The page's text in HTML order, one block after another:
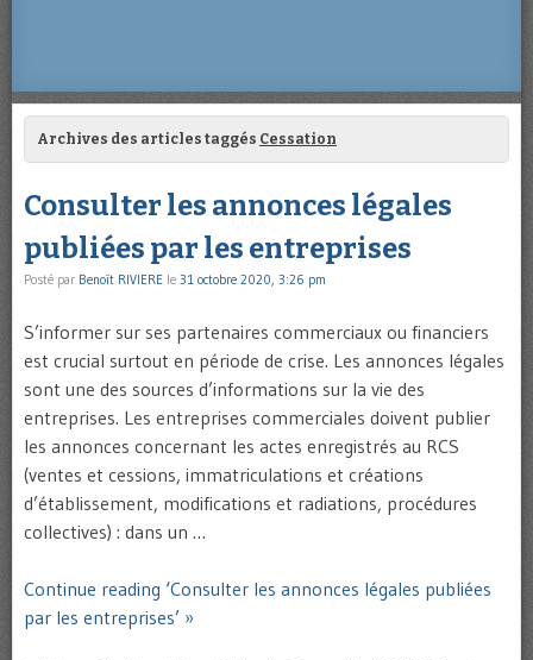
Archives des articles taggés Cessation
Consulter les annonces légales
publiées par les entreprises
Posté par Benoît RIVIERE le 31 octobre 2020, 3:26 pm
S’informer sur ses partenaires commerciaux ou financiers
est crucial surtout en période de crise. Les annonces légales
sont une des sources d’informations sur la vie des
entreprises. Les entreprises commerciales doivent publier
les annonces concernant les actes enregistrés au RCS
(ventes et cessions, immatriculations et créations
d’établissement, modifications et radiations, procédures
collectives) : dans un …
Continue reading ‘Consulter les annonces légales publiées
par les entreprises’ »